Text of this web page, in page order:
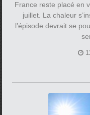
France reste placé en
juillet. La chaleur
l’épisode devrait se